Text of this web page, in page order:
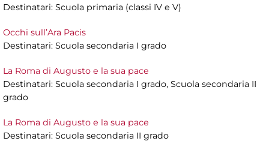
Destinatari: Scuola primaria (classi IV e V)
Occhi sull’Ara Pacis
Destinatari: Scuola secondaria I grado
La Roma di Augusto e la sua pace
Destinatari: Scuola secondaria I grado, Scuola secondaria II
grado
La Roma di Augusto e la sua pace
Destinatari: Scuola secondaria II grado